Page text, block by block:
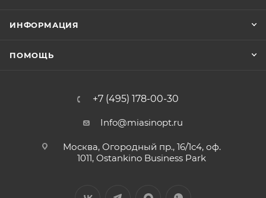
ИНФОРМАЦИЯ
ПОМОЩЬ
+7 (495) 178-00-30
Info@miasinopt.ru
Москва, Огородный пр., 16/1с4, оф.
1011, Ostankino Business Park